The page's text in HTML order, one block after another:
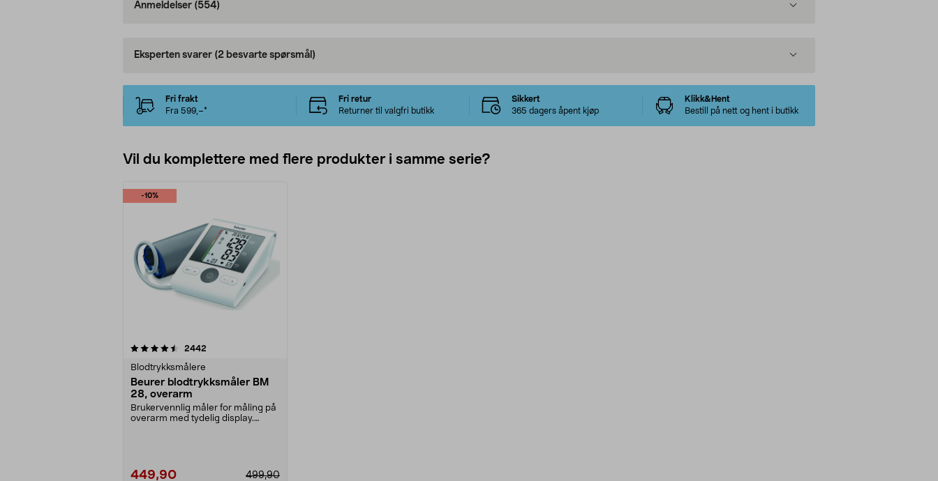
Anmeldelser (554)
Eksperten svarer (2 besvarte spørsmål)
Fri frakt
Fra 599,–*
Fri retur
Returner til valgfri butikk
Sikkert
365 dagers åpent kjøp
Klikk&Hent
Bestill på nett og hent i butikk
Vil du komplettere med flere produkter i samme serie?
-10%
2442
Blodtrykksmålere
Beurer blodtrykksmåler BM
28, overarm
Brukervennlig måler for måling på
overarm med tydelig display.
499,90
449,90